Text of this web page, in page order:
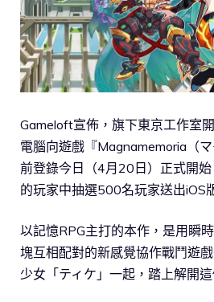
Gameloft宣佈，旗下東京工作室
電腦向遊戲『Magnamemoria（
前登錄今日（4月20日）正式開
的玩家中抽選500名玩家送出iOS
以記憶RPG主打的本作，是用瞬
塊互相配對的新感覺協作戰鬥遊
少女「ティケ」一起，踏上解開